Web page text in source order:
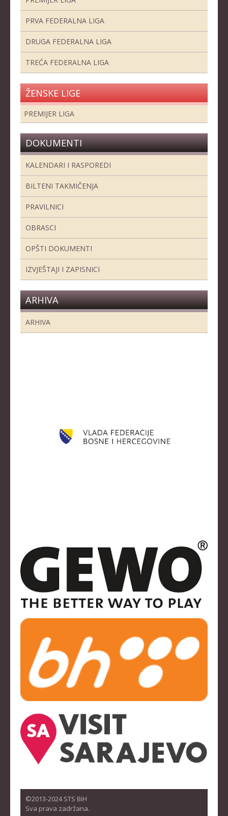
PRVA FEDERALNA LIGA
DRUGA FEDERALNA LIGA
TREĆA FEDERALNA LIGA
ŽENSKE LIGE
PREMIJER LIGA
DOKUMENTI
KALENDARI I RASPOREDI
BILTENI TAKMIČENJA
PRAVILNICI
OBRASCI
OPŠTI DOKUMENTI
IZVJEŠTAJI I ZAPISNICI
ARHIVA
ARHIVA
©2013-2024 STS BiH
Sva prava zadržana.